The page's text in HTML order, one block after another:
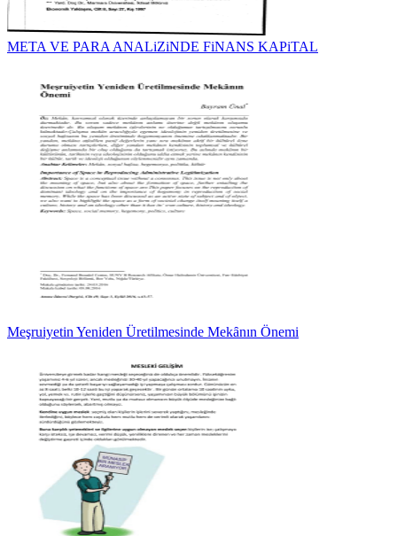
META VE PARA ANALiZiNDE FiNANS KAPiTAL
Meşruiyetin Yeniden Üretilmesinde Mekȃnın Önemi